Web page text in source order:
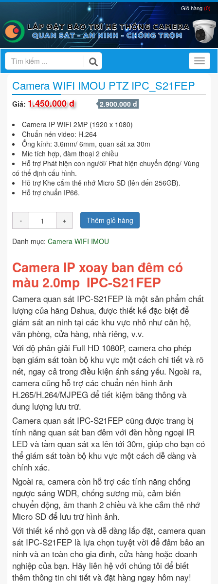
Giỏ hàng(0)
Camera WIFI IMOU PTZ IPC_S21FEP
Giá: 1.450.000 đ 2.900.000 đ
Camera IP WIFI 2MP (1920 x 1080)
Chuẩn nén video: H.264
Ống kính: 3.6mm/ 6mm, quan sát xa 30m
Mic tích hợp, đàm thoại 2 chiều
Hỗ trợ Phát hiện con người/ Phát hiện chuyển động/ Vùng
có thể định cấu hình.
Hỗ trợ Khe cắm thẻ nhớ Micro SD (lên đến 256GB).
Hỗ trợ chuẩn IP66.
Thêm giỏ hàng
Danh mục: Camera WIFI IMOU
Camera IP xoay ban đêm có
màu 2.0mp IPC-S21FEP
Camera quan sát IPC-S21FEP là một sản phẩm chất
lượng của hãng Dahua, được thiết kế đặc biệt để
giám sát an ninh tại các khu vực nhỏ như căn hộ,
văn phòng, cửa hàng, nhà riêng, v.v.
Với độ phân giải Full HD 1080P, camera cho phép
bạn giám sát toàn bộ khu vực một cách chi tiết và rõ
nét, ngay cả trong điều kiện ánh sáng yếu. Ngoài ra,
camera cũng hỗ trợ các chuẩn nén hình ảnh
H.265/H.264/MJPEG để tiết kiệm băng thông và
dung lượng lưu trữ.
Camera quan sát IPC-S21FEP cũng được trang bị
tính năng quan sát ban đêm với đèn hồng ngoại IR
LED và tầm quan sát xa lên tới 30m, giúp cho bạn có
thể giám sát toàn bộ khu vực một cách dễ dàng và
chính xác.
Ngoài ra, camera còn hỗ trợ các tính năng chống
ngược sáng WDR, chống sương mù, cảm biến
chuyển động, âm thanh 2 chiều và khe cắm thẻ nhớ
Micro SD để lưu trữ hình ảnh.
Với thiết kế nhỏ gọn và dễ dàng lắp đặt, camera quan
sát IPC-S21FEP là lựa chọn tuyệt vời để đảm bảo an
ninh và an toàn cho gia đình, cửa hàng hoặc doanh
nghiệp của bạn. Hãy liên hệ với chúng tôi để biết
thêm thông tin chi tiết và đặt hàng ngay hôm nay!